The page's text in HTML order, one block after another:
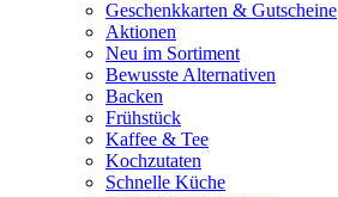
Geschenkkarten & Gutscheine
Aktionen
Neu im Sortiment
Bewusste Alternativen
Backen
Frühstück
Kaffee & Tee
Kochzutaten
Schnelle Küche